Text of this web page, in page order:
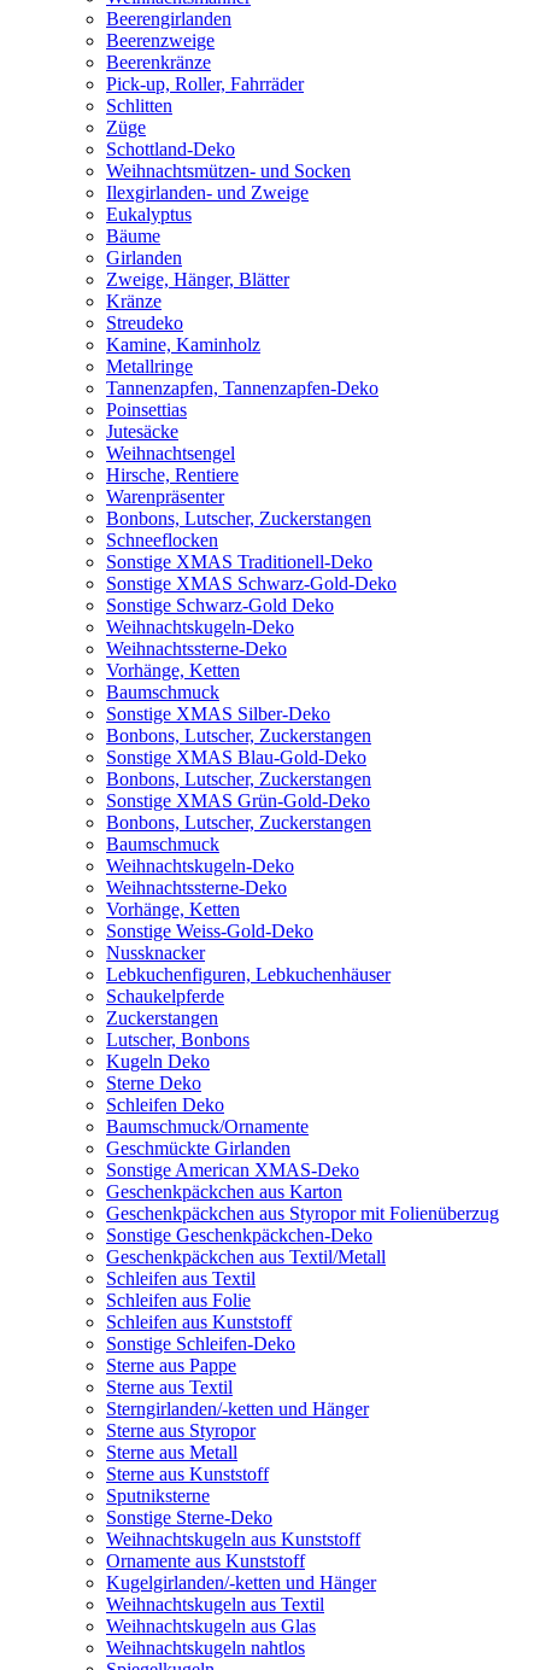
Beerengirlanden
Beerenzweige
Beerenkränze
Pick-up, Roller, Fahrräder
Schlitten
Züge
Schottland-Deko
Weihnachtsmützen- und Socken
Ilexgirlanden- und Zweige
Eukalyptus
Bäume
Girlanden
Zweige, Hänger, Blätter
Kränze
Streudeko
Kamine, Kaminholz
Metallringe
Tannenzapfen, Tannenzapfen-Deko
Poinsettias
Jutesäcke
Weihnachtsengel
Hirsche, Rentiere
Warenpräsenter
Bonbons, Lutscher, Zuckerstangen
Schneeflocken
Sonstige XMAS Traditionell-Deko
Sonstige XMAS Schwarz-Gold-Deko
Sonstige Schwarz-Gold Deko
Weihnachtskugeln-Deko
Weihnachtssterne-Deko
Vorhänge, Ketten
Baumschmuck
Sonstige XMAS Silber-Deko
Bonbons, Lutscher, Zuckerstangen
Sonstige XMAS Blau-Gold-Deko
Bonbons, Lutscher, Zuckerstangen
Sonstige XMAS Grün-Gold-Deko
Bonbons, Lutscher, Zuckerstangen
Baumschmuck
Weihnachtskugeln-Deko
Weihnachtssterne-Deko
Vorhänge, Ketten
Sonstige Weiss-Gold-Deko
Nussknacker
Lebkuchenfiguren, Lebkuchenhäuser
Schaukelpferde
Zuckerstangen
Lutscher, Bonbons
Kugeln Deko
Sterne Deko
Schleifen Deko
Baumschmuck/Ornamente
Geschmückte Girlanden
Sonstige American XMAS-Deko
Geschenkpäckchen aus Karton
Geschenkpäckchen aus Styropor mit Folienüberzug
Sonstige Geschenkpäckchen-Deko
Geschenkpäckchen aus Textil/Metall
Schleifen aus Textil
Schleifen aus Folie
Schleifen aus Kunststoff
Sonstige Schleifen-Deko
Sterne aus Pappe
Sterne aus Textil
Sterngirlanden/-ketten und Hänger
Sterne aus Styropor
Sterne aus Metall
Sterne aus Kunststoff
Sputniksterne
Sonstige Sterne-Deko
Weihnachtskugeln aus Kunststoff
Ornamente aus Kunststoff
Kugelgirlanden/-ketten und Hänger
Weihnachtskugeln aus Textil
Weihnachtskugeln aus Glas
Weihnachtskugeln nahtlos